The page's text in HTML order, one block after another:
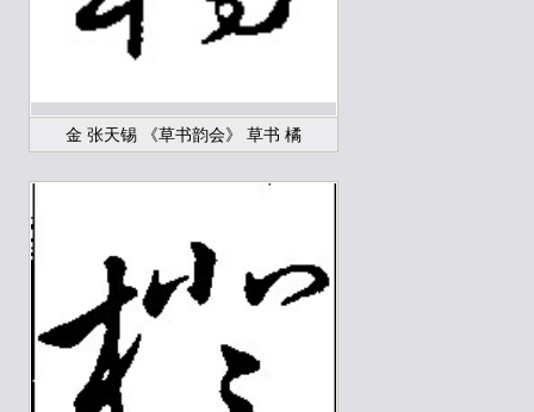
金 张天锡 《草书韵会》 草书 橘